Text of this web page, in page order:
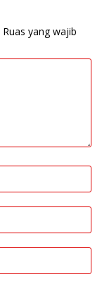
Ruas yang wajib